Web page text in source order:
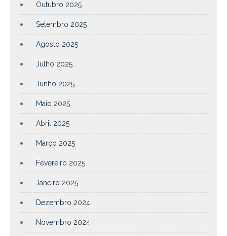
Outubro 2025
Setembro 2025
Agosto 2025
Julho 2025
Junho 2025
Maio 2025
Abril 2025
Março 2025
Fevereiro 2025
Janeiro 2025
Dezembro 2024
Novembro 2024